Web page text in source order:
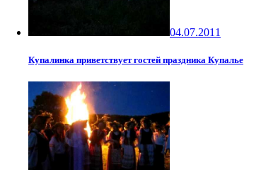
04.07.2011
Купалинка приветствует гостей праздника Купалье